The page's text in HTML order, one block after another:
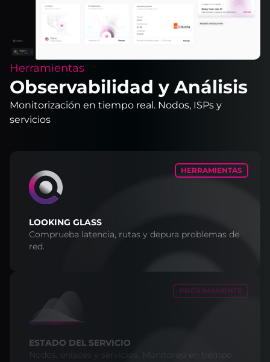
Herramientas
Observabilidad y Análisis
Monitorización en tiempo real. Nodos, ISPs y
servicios
HERRAMIENTAS
LOOKING GLASS
Comprueba latencia, rutas y depura problemas de
red.
PRÓXIMAMENTE
ESTADO DEL SERVICIO
Nodos, enlaces y servicios. Monitoreo en tiempo